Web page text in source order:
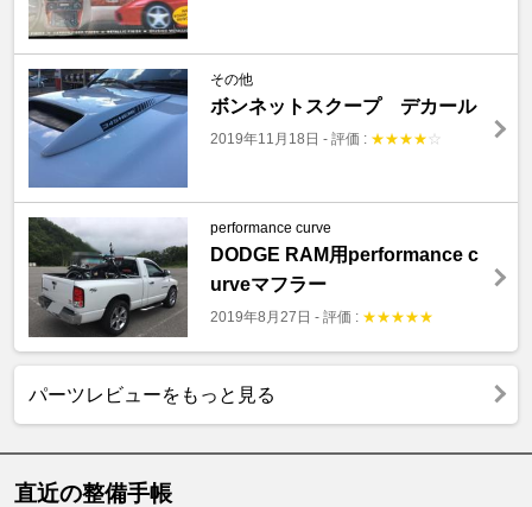
その他
ボンネットスクープ デカール
2019年11月18日 - 評価 : ★★★★ ☆
performance curve
DODGE RAM用performance c
urveマフラー
2019年8月27日 - 評価 : ★★★★★
パーツレビューをもっと見る
直近の整備手帳